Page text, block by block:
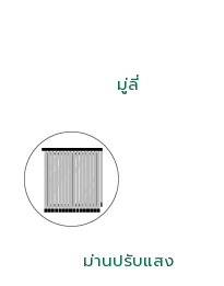
ม่านปรับแสง